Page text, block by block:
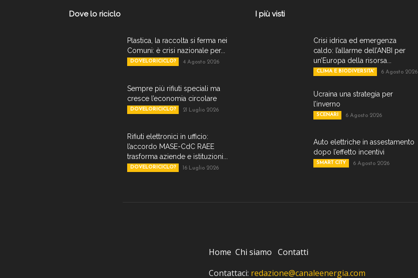
Dove lo riciclo
Plastica, la raccolta si ferma nei
Comuni: è crisi nazionale per...
DOVELORICICLO? 4 Agosto 2026
Sempre più rifiuti speciali ma
cresce l’economia circolare
DOVELORICICLO? 21 Luglio 2026
Rifiuti elettronici in ufficio:
l’accordo MASE-CdC RAEE
trasforma aziende e istituzioni...
DOVELORICICLO? 16 Luglio 2026
I più visti
Crisi idrica ed emergenza
caldo: l’allarme dell’ANBI per
un’Europa della risorsa...
CLIMA E BIODIVERSITA' 6 Agosto 2026
Ucraina una strategia per
l’inverno
SCENARI 6 Agosto 2026
Auto elettriche in assestamento
dopo l’effetto incentivi
SMART CITY 6 Agosto 2026
Home Chi siamo Contatti
Contattaci: redazione@canaleenergia.com